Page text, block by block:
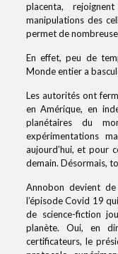
placenta,
manipulations des
permet de
En effet, peu de
Monde entier a
Les autorités ont
en Amérique, en
planétaires du
expérimentations
aujourd’hui, et pour
demain. Désormais,
Annobon devient
l’épisode Covid 19
de science-fiction
planète. Oui, en
certificateurs, le